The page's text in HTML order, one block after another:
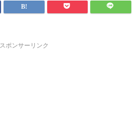
スポンサーリンク